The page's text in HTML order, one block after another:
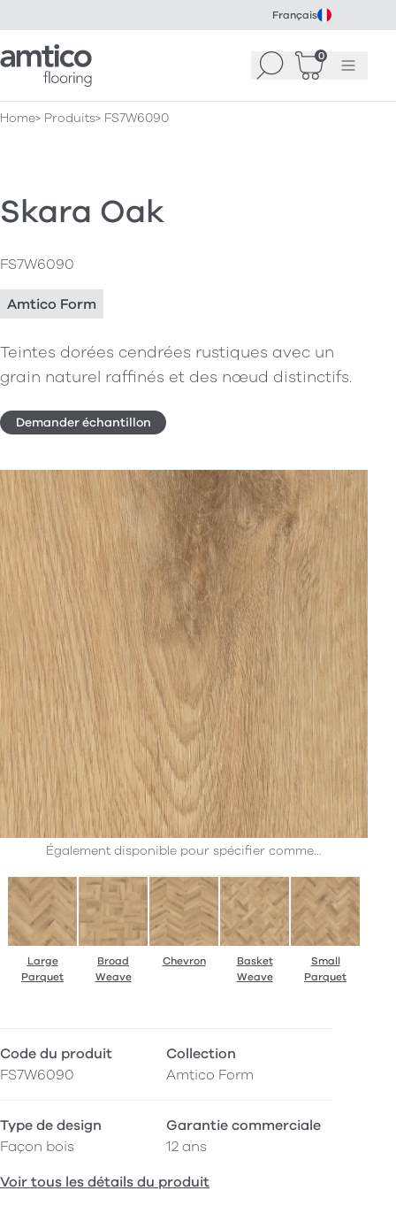
Français
Amtico Flooring Recherche
0
Panier(0)
Menu
Home Produits FS7W6090
Skara Oak
FS7W6090
Amtico Form
Teintes dorées cendrées rustiques avec un
grain naturel raffinés et des nœud distinctifs.
Demander échantillon
Également disponible pour spécifier comme...
Large
Parquet
Broad
Weave
Chevron
Basket
Weave
Small
Parquet
Code du produit
FS7W6090
Collection
Amtico Form
Type de design
Façon bois
Garantie commerciale
12 ans
Voir tous les détails du produit